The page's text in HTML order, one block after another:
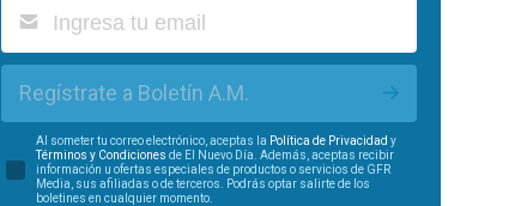
Regístrate a Boletín A.M.
Al someter tu correo electrónico, aceptas la Política de Privacidad y
Términos y Condiciones de El Nuevo Día. Además, aceptas recibir
información u ofertas especiales de productos o servicios de GFR
Media, sus afiliadas o de terceros. Podrás optar salirte de los
boletines en cualquier momento.